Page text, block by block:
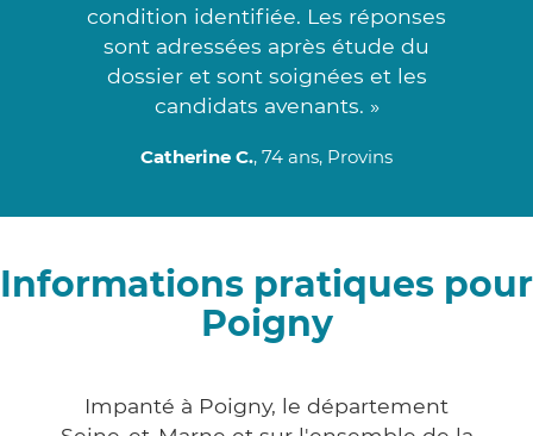
condition identifiée. Les réponses
sont adressées après étude du
dossier et sont soignées et les
candidats avenants. »
Catherine C., 74 ans, Provins
Informations pratiques pour
Poigny
Impanté à Poigny, le département